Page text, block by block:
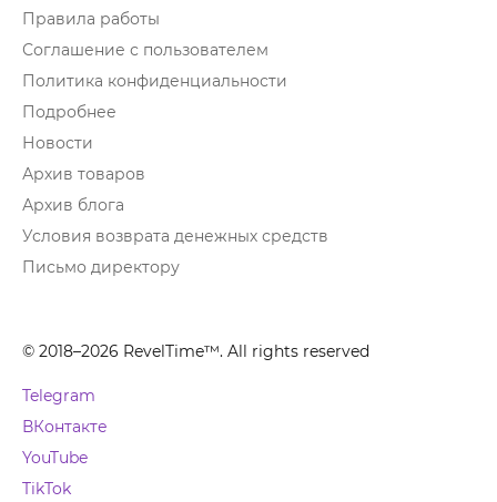
Правила работы
Соглашение с пользователем
Политика конфиденциальности
Подробнее
Новости
Архив товаров
Архив блога
Условия возврата денежных средств
Письмо директору
© 2018–2026 RevelTime™. All rights reserved
Telegram
ВКонтакте
YouTube
TikTok